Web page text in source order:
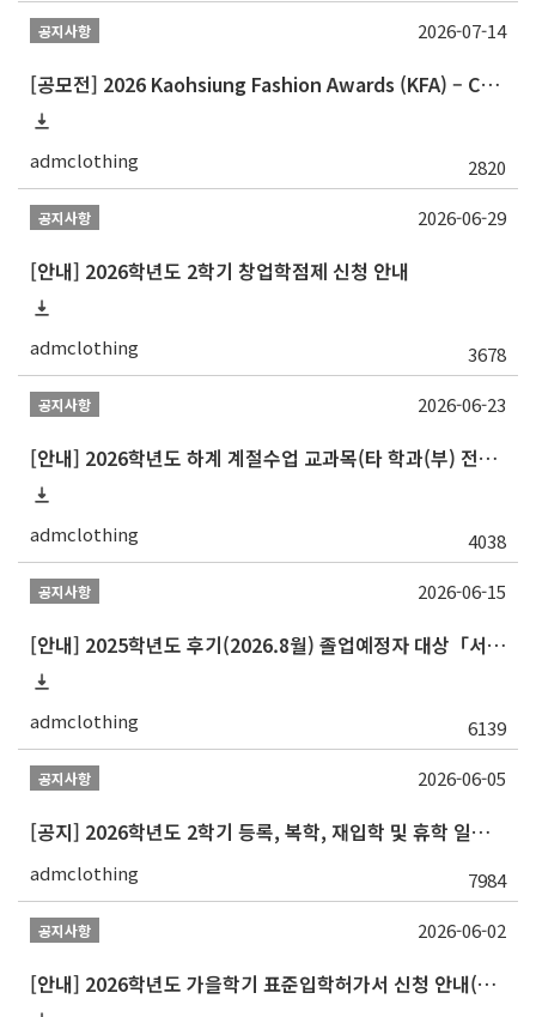
공지사항
[공모전] 2026 Kaohsiung Fashion Awards (KFA) – Call for Participants
admclothing 2820
2026-07-14
공지사항
[안내] 2026학년도 2학기 창업학점제 신청 안내
admclothing 3678
2026-06-29
공지사항
[안내] 2026학년도 하계 계절수업 교과목(타 학과(부) 전공 및 교양) 성적평가방법 선택제 신청 안내
admclothing 4038
2026-06-23
공지사항
[안내] 2025학년도 후기(2026.8월) 졸업예정자 대상「서울대학교 교과인증과정」이수 신청 안내
admclothing 6139
2026-06-15
공지사항
[공지] 2026학년도 2학기 등록, 복학, 재입학 및 휴학 일정 안내
admclothing 7984
2026-06-05
공지사항
[안내] 2026학년도 가을학기 표준입학허가서 신청 안내(재학생/복학생/연구생)
2026-06-02